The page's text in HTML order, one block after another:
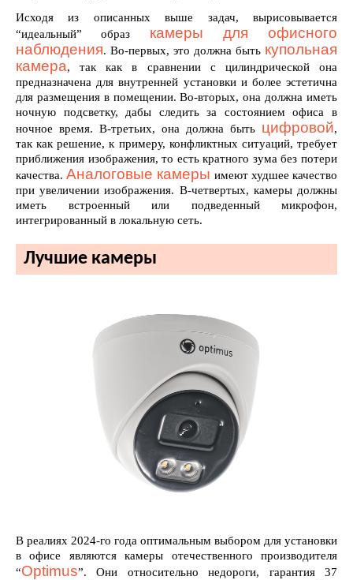
Исходя из описанных выше задач, вырисовывается
“идеальный” образ камеры для офисного
наблюдения. Во-первых, это должна быть купольная
камера, так как в сравнении с цилиндрической она
предназначена для внутренней установки и более эстетична
для размещения в помещении. Во-вторых, она должна иметь
ночную подсветку, дабы следить за состоянием офиса в
ночное время. В-третьих, она должна быть цифровой,
так как решение, к примеру, конфликтных ситуаций, требует
приближения изображения, то есть кратного зума без потери
качества.Аналоговые камеры имеют худшее качество
при увеличении изображения. В-четвертых, камеры должны
иметь встроенный или подведенный микрофон,
интегрированный в локальную сеть.
Лучшие камеры
В реалиях 2024-го года оптимальным выбором для установки
в офисе являются камеры отечественного производителя
“Optimus”. Они относительно недороги, гарантия 37